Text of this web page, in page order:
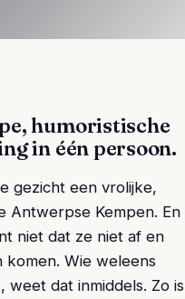
humoristische
in één persoon.
gezicht een vrolijke,
Antwerpse Kempen. En
niet dat ze niet af en
Wie weleens
weet dat inmiddels. Zo is